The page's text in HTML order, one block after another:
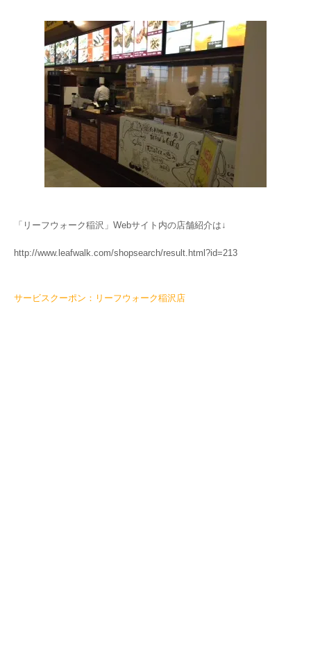
「リーフウォーク稲沢」Webサイト内の店舗紹介は↓
http://www.leafwalk.com/shopsearch/result.html?id=213
サービスクーポン：リーフウォーク稲沢店